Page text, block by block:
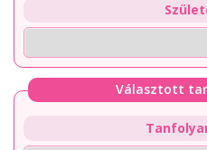
Választott